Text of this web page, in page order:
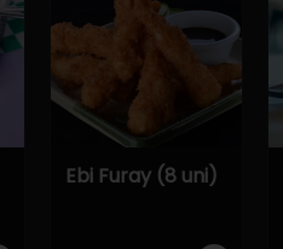
Ebi Furay (8 uni)